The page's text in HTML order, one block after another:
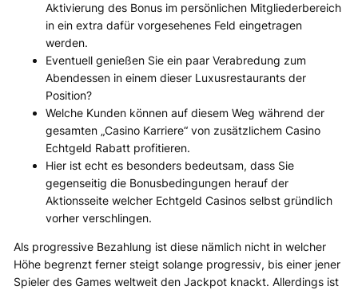
Aktivierung des Bonus im persönlichen Mitgliederbereich
in ein extra dafür vorgesehenes Feld eingetragen
werden.
Eventuell genießen Sie ein paar Verabredung zum
Abendessen in einem dieser Luxusrestaurants der
Position?
Welche Kunden können auf diesem Weg während der
gesamten „Casino Karriere“ von zusätzlichem Casino
Echtgeld Rabatt profitieren.
Hier ist echt es besonders bedeutsam, dass Sie
gegenseitig die Bonusbedingungen herauf der
Aktionsseite welcher Echtgeld Casinos selbst gründlich
vorher verschlingen.
Als progressive Bezahlung ist diese nämlich nicht in welcher
Höhe begrenzt ferner steigt solange progressiv, bis einer jener
Spieler des Games weltweit den Jackpot knackt. Allerdings ist